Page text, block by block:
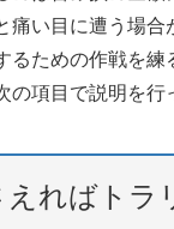
痛い目に遭う場
るための作戦を練
の項目で説明を行
ればトラ